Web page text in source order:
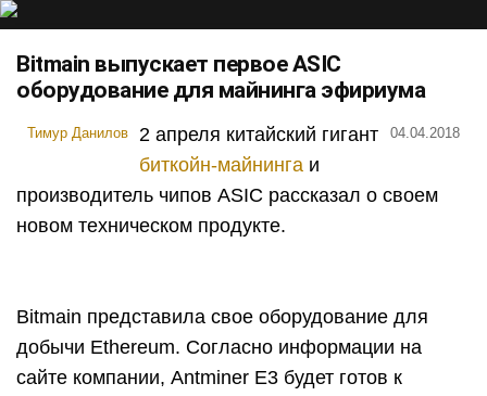
Bitmain выпускает первое ASIC
оборудование для майнинга эфириума
Тимур Данилов 04.04.2018
2 апреля китайский гигант
биткойн-майнинга и
производитель чипов ASIC рассказал о своем
новом техническом продукте.
Bitmain представила свое оборудование для
добычи Ethereum. Согласно информации на
сайте компании, Antminer E3 будет готов к